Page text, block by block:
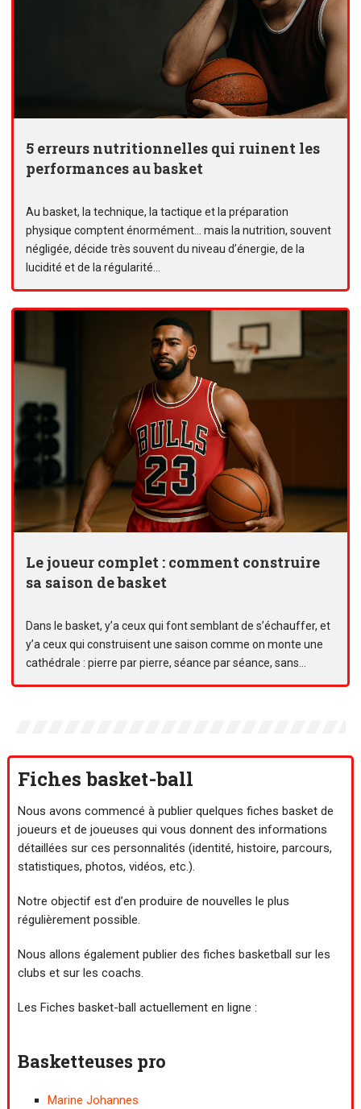
5 erreurs nutritionnelles qui ruinent les
performances au basket
Au basket, la technique, la tactique et la préparation
physique comptent énormément… mais la nutrition, souvent
négligée, décide très souvent du niveau d’énergie, de la
lucidité et de la régularité...
Le joueur complet : comment construire
sa saison de basket
Dans le basket, y’a ceux qui font semblant de s’échauffer, et
y’a ceux qui construisent une saison comme on monte une
cathédrale : pierre par pierre, séance par séance, sans...
Fiches basket-ball
Nous avons commencé à publier quelques fiches basket de
joueurs et de joueuses qui vous donnent des informations
détaillées sur ces personnalités (identité, histoire, parcours,
statistiques, photos, vidéos, etc.).
Notre objectif est d’en produire de nouvelles le plus
régulièrement possible.
Nous allons également publier des fiches basketball sur les
clubs et sur les coachs.
Les Fiches basket-ball actuellement en ligne :
Basketteuses pro
Marine Johannes